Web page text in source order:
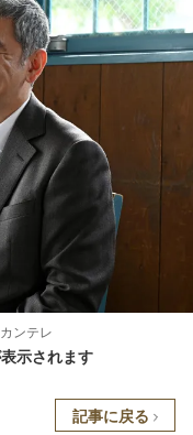
ンテレ
示されます
記事に戻る